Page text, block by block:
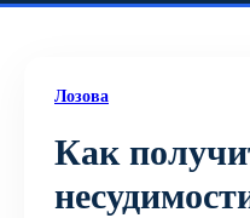
Лозова
Как